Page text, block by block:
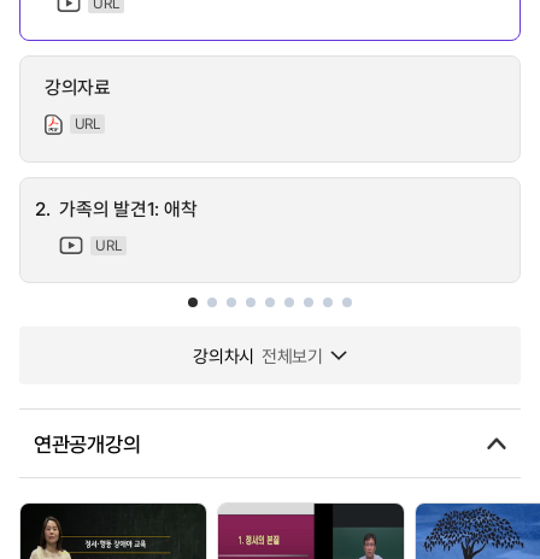
강의자료
URL
2. 가족의 발견1: 애착
URL
강의차시 전체보기
연관공개강의